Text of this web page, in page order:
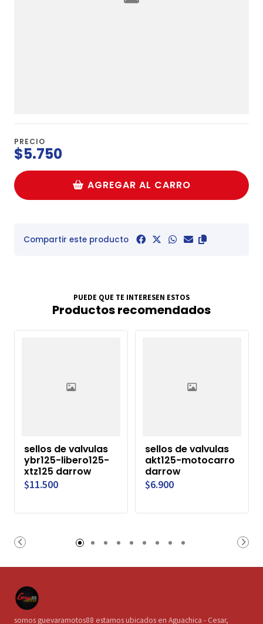
PRECIO
$5.750
AGREGAR AL CARRO
Compartir este producto
PUEDE QUE TE INTERESEN ESTOS
Productos recomendados
sellos de valvulas
ybr125-libero125-
xtz125 darrow
$11.500
sellos de valvulas
akt125-motocarro
darrow
$6.900
somos guevaramotos88 estamos ubicados en Aguachica - Cesar,